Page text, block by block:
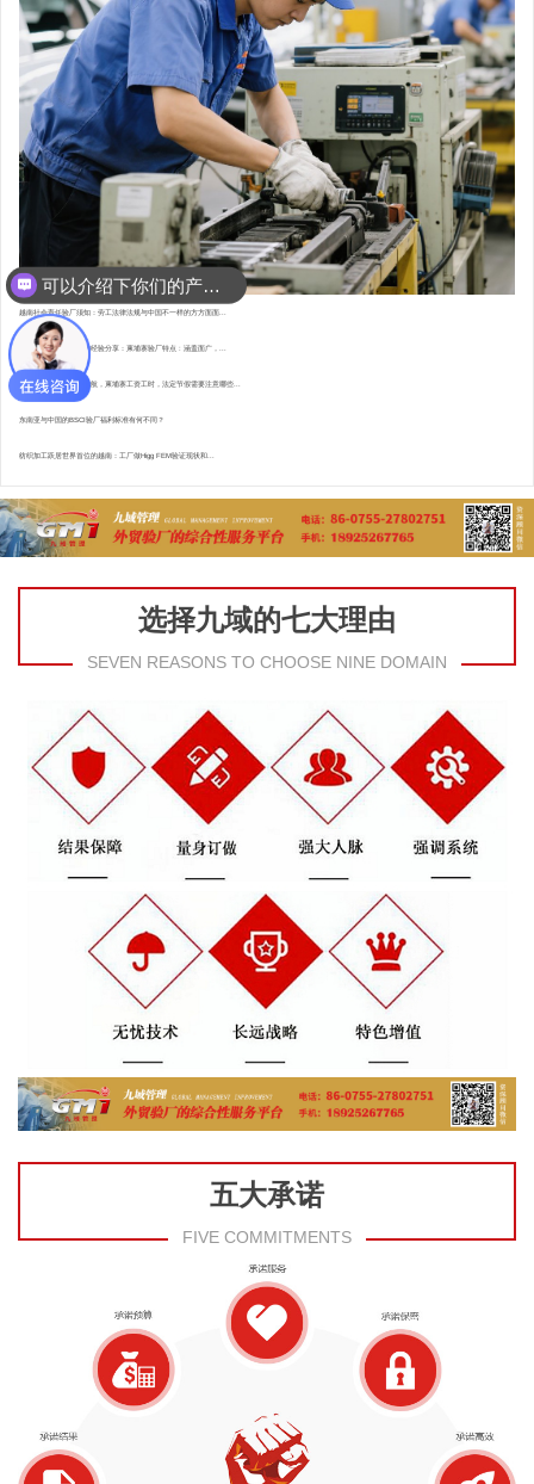
越南社会责任验厂须知：劳工法律法规与中国不一样的方方面面...
东南亚资深验厂顾问的经验分享：柬埔寨验厂特点 : 涵盖面广，...
直赴柬埔寨，为验厂护航，柬埔寨工资工时，法定节假需要注意哪些...
东南亚与中国的BSCI验厂福利标准有何不同？
纺织加工跃居世界首位的越南：工厂做Higg FEM验证现状和...
选择九域的七大理由
SEVEN REASONS TO CHOOSE NINE DOMAIN
五大承诺
FIVE COMMITMENTS
可以介绍下你们的产品么？
你们是怎么收费的呢？